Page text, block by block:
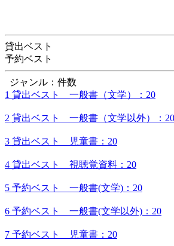
貸出ベスト
予約ベスト
ジャンル：件数
1 貸出ベスト 一般書（文学）：20
2 貸出ベスト 一般書（文学以外）：20
3 貸出ベスト 児童書：20
4 貸出ベスト 視聴覚資料：20
5 予約ベスト 一般書(文学)：20
6 予約ベスト 一般書(文学以外)：20
7 予約ベスト 児童書：20